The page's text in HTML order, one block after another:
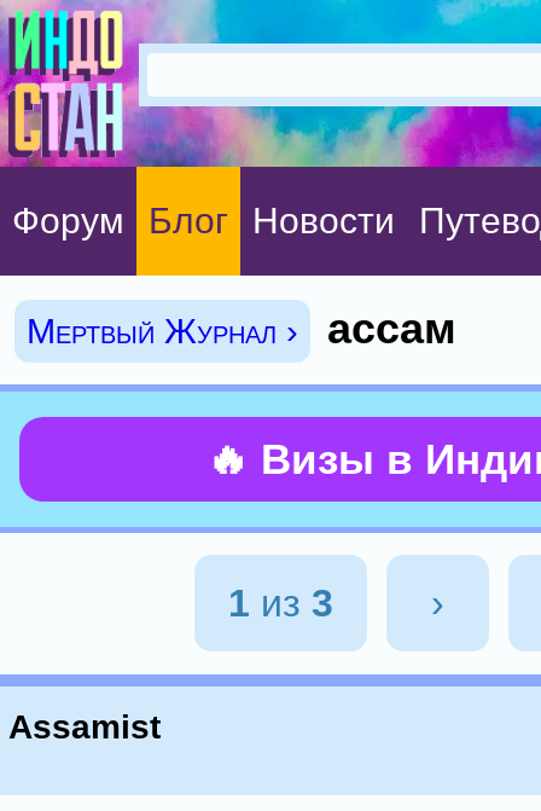
Форум Блог Новости
Мертвый Журнал › ассам
🔥 Визы в
1 из 3 ›
Assamist